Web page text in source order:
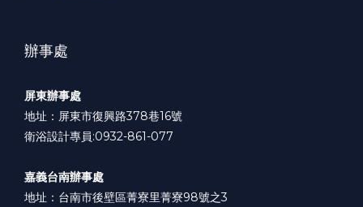
辦事處
屏東辦事處
地址：屏東市復興路378巷16號
衛浴設計專員:0932-861-077
嘉義台南辦事處
地址：台南市後壁區菁寮里菁寮98號之3